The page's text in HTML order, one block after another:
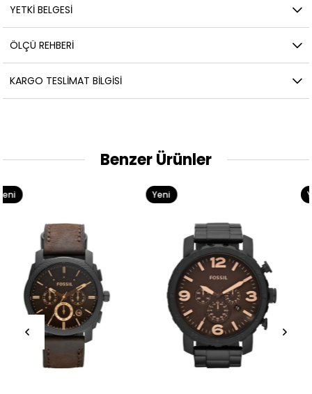
YETKİ BELGESİ
ÖLÇÜ REHBERI
KARGO TESLIMAT BILGISI
Benzer Ürünler